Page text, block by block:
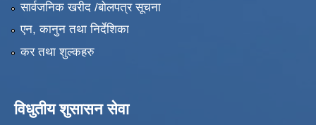
सार्वजनिक खरीद /बोलपत्र सूचना
एन, कानुन तथा निर्देशिका
कर तथा शुल्कहरु
विधुतीय शुसासन सेवा